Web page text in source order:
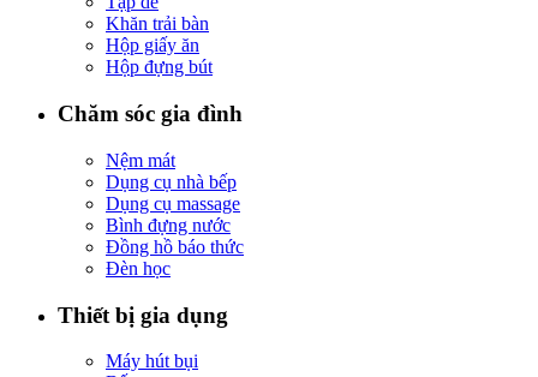
Khăn trải bàn
Hộp giấy ăn
Hộp đựng bút
Chăm sóc gia đình
Nệm mát
Dụng cụ nhà bếp
Dụng cụ massage
Bình đựng nước
Đồng hồ báo thức
Đèn học
Thiết bị gia dụng
Máy hút bụi